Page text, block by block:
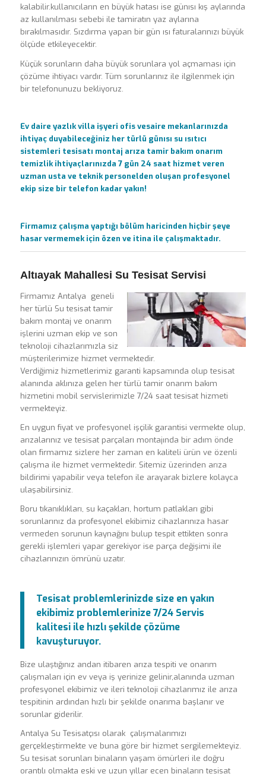
kalabilir.kullanıcıların en büyük hatası ise günısı kış aylarında
az kullanılması sebebi ile tamiratın yaz aylarına
bırakılmasıdır. Sızdırma yapan bir gün ısı faturalarınızı büyük
ölçüde etkileyecektir.
Küçük sorunların daha büyük sorunlara yol açmaması için
çözüme ihtiyacı vardır. Tüm sorunlarınız ile ilgilenmek için
bir telefonunuzu bekliyoruz.
Ev daire yazlık villa işyeri ofis vesaire mekanlarınızda
ihtiyaç duyabileceğiniz her türlü günısı su ısıtıcı
sistemleri tesisatı montaj arıza tamir bakım onarım
temizlik ihtiyaçlarınızda 7 gün 24 saat hizmet veren
uzman usta ve teknik personelden oluşan profesyonel
ekip size bir telefon kadar yakın!
Firmamız çalışma yaptığı bölüm haricinden hiçbir şeye
hasar vermemek için özen ve itina ile çalışmaktadır.
Altıayak Mahallesi Su Tesisat Servisi
Firmamız Antalya geneli
her türlü Su tesisat tamir
bakım montaj ve onarım
işlerini uzman ekip ve son
teknoloji cihazlarımızla siz
müşterilerimize hizmet vermektedir.
Verdiğimiz hizmetlerimiz garanti kapsamında olup tesisat
alanında aklınıza gelen her türlü tamir onarım bakım
hizmetini mobil servislerimizle 7/24 saat tesisat hizmeti
vermekteyiz.
En uygun fiyat ve profesyonel işçilik garantisi vermekte olup,
arızalarınız ve tesisat parçaları montajında bir adım önde
olan firmamız sizlere her zaman en kaliteli ürün ve özenli
çalışma ile hizmet vermektedir. Sitemiz üzerinden arıza
bildirimi yapabilir veya telefon ile arayarak bizlere kolayca
ulaşabilirsiniz.
Boru tıkanıklıkları, su kaçakları, hortum patlakları gibi
sorunlarınız da profesyonel ekibimiz cihazlarınıza hasar
vermeden sorunun kaynağını bulup tespit ettikten sonra
gerekli işlemleri yapar gerekiyor ise parça değişimi ile
cihazlarınızın ömrünü uzatır.
Tesisat problemlerinizde size en yakın
ekibimiz problemlerinize 7/24 Servis
kalitesi ile hızlı şekilde çözüme
kavuşturuyor.
Bize ulaştığınız andan itibaren arıza tespiti ve onarım
çalışmaları için ev veya iş yerinize gelinir,alanında uzman
profesyonel ekibimiz ve ileri teknoloji cihazlarımız ile arıza
tespitinin ardından hızlı bir şekilde onarıma başlanır ve
sorunlar giderilir.
Antalya Su Tesisatçısı olarak çalışmalarımızı
gerçekleştirmekte ve buna göre bir hizmet sergilemekteyiz.
Su tesisat sorunları binaların yaşam ömürleri ile doğru
orantılı olmakta eski ve uzun yıllar ecen binaların tesisat